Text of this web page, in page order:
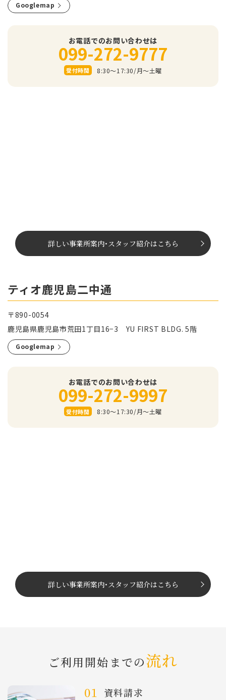
Googlemap
お電話でのお問い合わせは
099-272-9777
受付時間 8:30～17:30/⽉〜⼟曜
詳しい事業所案内･ スタッフ紹介はこちら
ティオ鹿児島二中通
〒890-0054
鹿児島県鹿児島市荒田1丁目16−3 YU FIRST BLDG. 5階
Googlemap
お電話でのお問い合わせは
099-272-9997
受付時間 8:30～17:30/⽉〜⼟曜
詳しい事業所案内･スタッフ紹介はこちら
ご利⽤開始までの流れ
資料請求